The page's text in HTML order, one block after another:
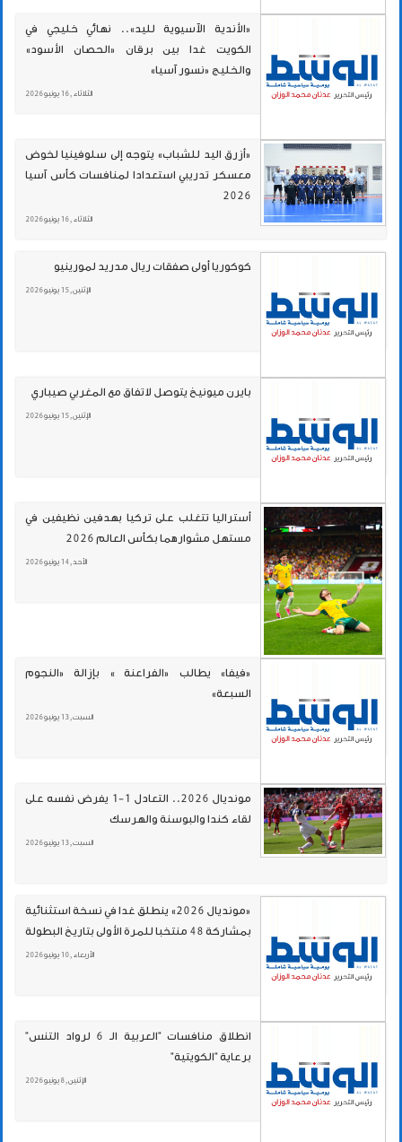
«الأندية الآسيوية لليد».. نهائي خليجي في
الكويت غدا بين برقان «الحصان الأسود»
والخليج «نسور آسيا»
الثلاثاء , 16 يونيو 2026
«أزرق اليد للشباب» يتوجه إلى سلوفينيا لخوض
معسكر تدريبي استعدادا لمنافسات كأس آسيا
2026
الثلاثاء , 16 يونيو 2026
كوكوريا أولى صفقات ريال مدريد لمورينيو
الإثنين , 15 يونيو 2026
بايرن ميونيخ يتوصل لاتفاق مع المغربي صيباري
الإثنين , 15 يونيو 2026
أستراليا تتغلب على تركيا بهدفين نظيفين في
مستهل مشوارهما بكأس العالم 2026
الأحد , 14 يونيو 2026
«فيفا» يطالب «الفراعنة » بإزالة «النجوم
السبعة»
السبت , 13 يونيو 2026
مونديال 2026.. التعادل 1-1 يفرض نفسه على
لقاء كندا والبوسنة والهرسك
السبت , 13 يونيو 2026
«مونديال 2026» ينطلق غدا في نسخة استثنائية
بمشاركة 48 منتخبا للمرة الأولى بتاريخ البطولة
الأربعاء , 10 يونيو 2026
انطلاق منافسات "العربية الـ 6 لرواد التنس"
برعاية "الكويتية"
الإثنين , 8 يونيو 2026